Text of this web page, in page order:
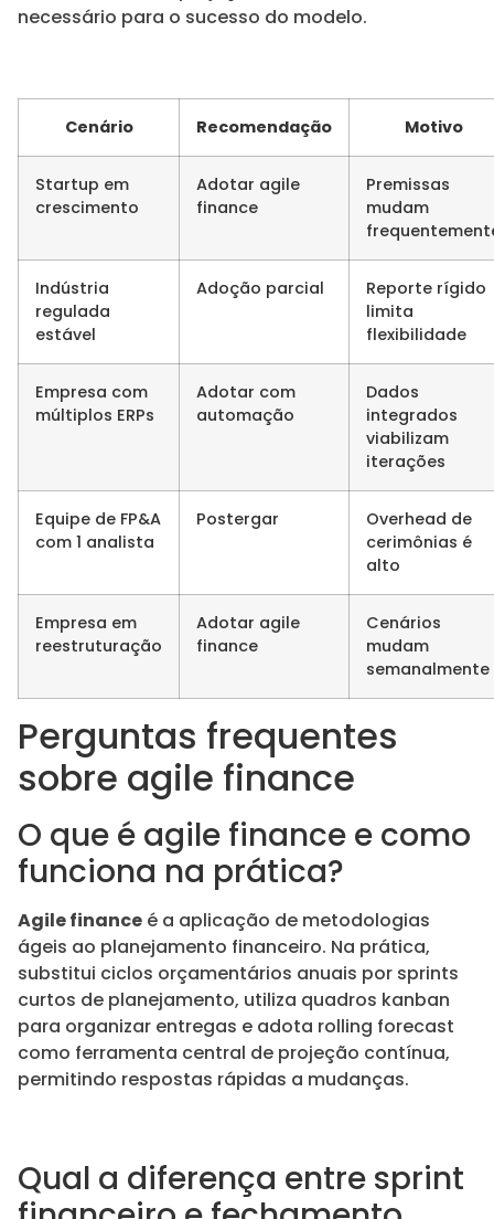
necessário para o sucesso do modelo.
Cenário Recomendação Motivo
Startup em
crescimento
Adotar agile
finance
Premissas
mudam
Indústria
regulada
estável
Adoção parcial
Reporte rígido
limita
flexibilidade
Empresa com
múltiplos ERPs
Adotar com
automação
Dados
integrados
viabilizam
iterações
Equipe de FP&A
com 1 analista
Postergar
Overhead de
cerimônias é
alto
Empresa em
reestruturação
Adotar agile
finance
Cenários
mudam
semanalmente
Perguntas frequentes
sobre agile finance
O que é agile finance e como
funciona na prática?
Agile finance é a aplicação de metodologias
ágeis ao planejamento financeiro. Na prática,
substitui ciclos orçamentários anuais por sprints
curtos de planejamento, utiliza quadros kanban
para organizar entregas e adota rolling forecast
como ferramenta central de projeção contínua,
permitindo respostas rápidas a mudanças.
Qual a diferença entre sprint